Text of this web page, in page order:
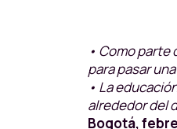
• Como parte
para pasar
• La
alrededor del
Bogotá,